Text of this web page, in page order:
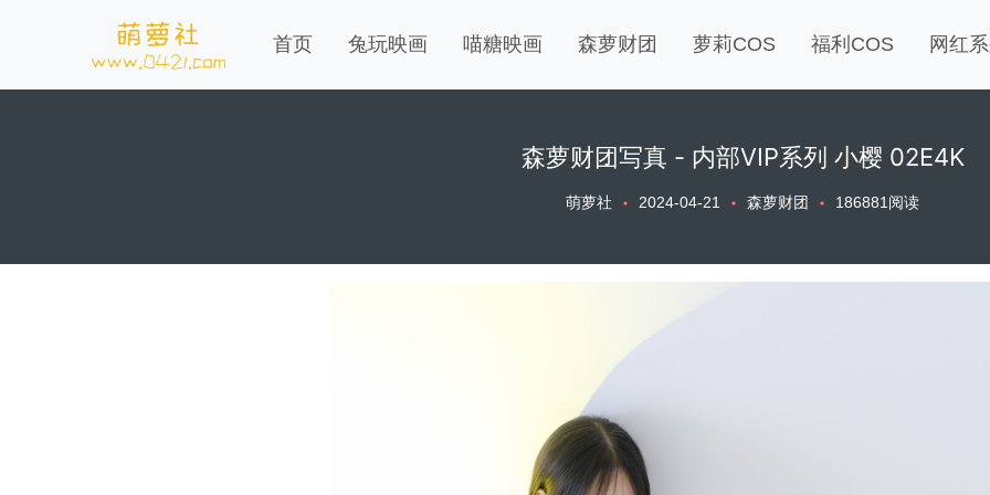
首页 兔玩映画 喵糖映画 森萝财团 萝莉COS 福利COS 网红
森萝财团写真 - 内部VIP系列 小樱 02E4K
萌萝社 2024-04-21 森萝财团 186881阅读